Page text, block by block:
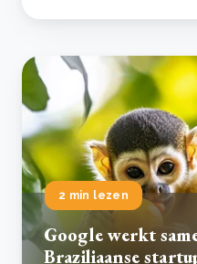
2 min lezen
Google werkt
Braziliaanse